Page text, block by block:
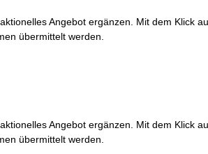
Angebot ergänzen. Mit dem Klick
übermittelt werden.
Angebot ergänzen. Mit dem Klick
übermittelt werden.